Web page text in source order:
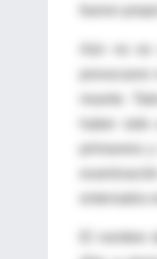
muerte.
primavera
El nombre